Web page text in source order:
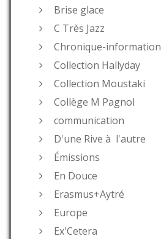
Brise glace
C Très Jazz
Chronique-information
Collection Hallyday
Collection Moustaki
Collège M Pagnol
communication
D'une Rive à l'autre
Émissions
En Douce
Erasmus+Aytré
Europe
Ex'Cetera